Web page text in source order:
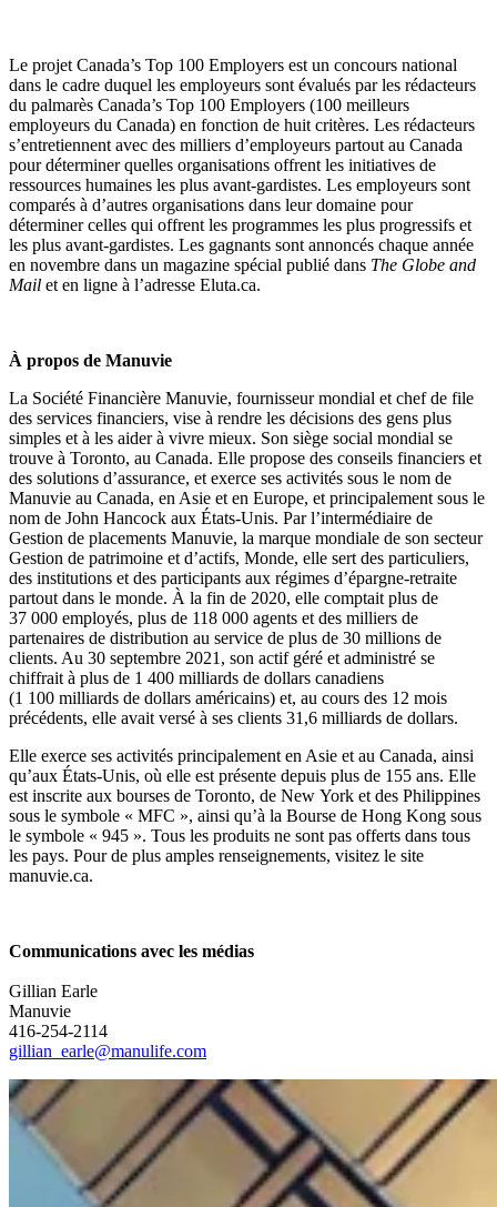
Le projet Canada’s Top 100 Employers est un concours national
dans le cadre duquel les employeurs sont évalués par les rédacteurs
du palmarès Canada’s Top 100 Employers (100 meilleurs
employeurs du Canada) en fonction de huit critères. Les rédacteurs
s’entretiennent avec des milliers d’employeurs partout au Canada
pour déterminer quelles organisations offrent les initiatives de
ressources humaines les plus avant-gardistes. Les employeurs sont
comparés à d’autres organisations dans leur domaine pour
déterminer celles qui offrent les programmes les plus progressifs et
les plus avant-gardistes. Les gagnants sont annoncés chaque année
en novembre dans un magazine spécial publié dans The Globe and
Mail et en ligne à l’adresse Eluta.ca.
À propos de Manuvie
La Société Financière Manuvie, fournisseur mondial et chef de file
des services financiers, vise à rendre les décisions des gens plus
simples et à les aider à vivre mieux. Son siège social mondial se
trouve à Toronto, au Canada. Elle propose des conseils financiers et
des solutions d’assurance, et exerce ses activités sous le nom de
Manuvie au Canada, en Asie et en Europe, et principalement sous le
nom de John Hancock aux États-Unis. Par l’intermédiaire de
Gestion de placements Manuvie, la marque mondiale de son secteur
Gestion de patrimoine et d’actifs, Monde, elle sert des particuliers,
des institutions et des participants aux régimes d’épargne-retraite
partout dans le monde. À la fin de 2020, elle comptait plus de
37 000 employés, plus de 118 000 agents et des milliers de
partenaires de distribution au service de plus de 30 millions de
clients. Au 30 septembre 2021, son actif géré et administré se
chiffrait à plus de 1 400 milliards de dollars canadiens
(1 100 milliards de dollars américains) et, au cours des 12 mois
précédents, elle avait versé à ses clients 31,6 milliards de dollars.
Elle exerce ses activités principalement en Asie et au Canada, ainsi
qu’aux États-Unis, où elle est présente depuis plus de 155 ans. Elle
est inscrite aux bourses de Toronto, de New York et des Philippines
sous le symbole « MFC », ainsi qu’à la Bourse de Hong Kong sous
le symbole « 945 ». Tous les produits ne sont pas offerts dans tous
les pays. Pour de plus amples renseignements, visitez le site
manuvie.ca.
Communications avec les médias
Gillian Earle
Manuvie
416-254-2114
gillian_earle@manulife.com